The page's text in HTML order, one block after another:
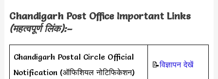
Chandigarh Post Office Important Links
(महत्वपूर्ण लिंक):–
Chandigarh Postal Circle Official
Notification (ऑफिशियल नोटिफिकेशन)
📝विज्ञापन देखें